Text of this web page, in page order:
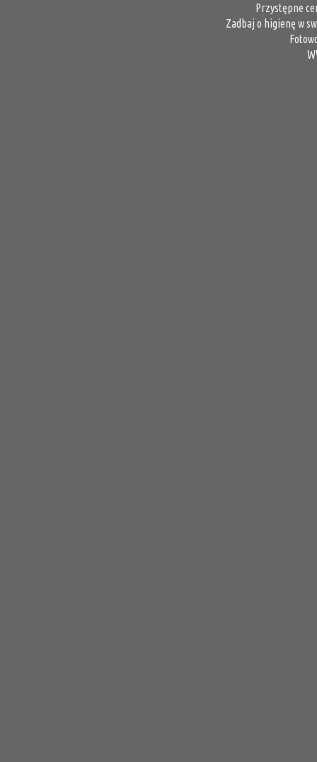
Przystępne
Zadbaj o higienę w